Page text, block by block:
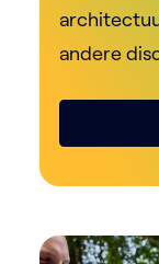
andere